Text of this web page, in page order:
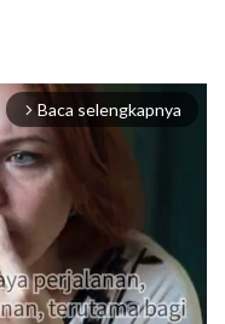
arrow_forward_ios Baca selengkapnya